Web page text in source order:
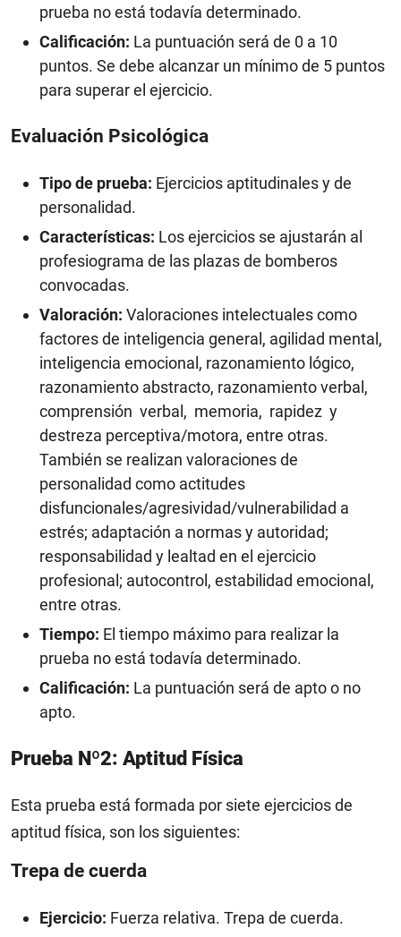
prueba no está todavía determinado.
Calificación: La puntuación será de 0 a 10
puntos. Se debe alcanzar un mínimo de 5 puntos
para superar el ejercicio.
Evaluación Psicológica
Tipo de prueba: Ejercicios aptitudinales y de
personalidad.
Características: Los ejercicios se ajustarán al
profesiograma de las plazas de bomberos
convocadas.
Valoración: Valoraciones intelectuales como
factores de inteligencia general, agilidad mental,
inteligencia emocional, razonamiento lógico,
razonamiento abstracto, razonamiento verbal,
comprensión verbal, memoria, rapidez y
destreza perceptiva/motora, entre otras.
También se realizan valoraciones de
personalidad como actitudes
disfuncionales/agresividad/vulnerabilidad a
estrés; adaptación a normas y autoridad;
responsabilidad y lealtad en el ejercicio
profesional; autocontrol, estabilidad emocional,
entre otras.
Tiempo: El tiempo máximo para realizar la
prueba no está todavía determinado.
Calificación: La puntuación será de apto o no
apto.
Prueba Nº2: Aptitud Física
Esta prueba está formada por siete ejercicios de
aptitud física, son los siguientes:
Trepa de cuerda
Ejercicio: Fuerza relativa. Trepa de cuerda.